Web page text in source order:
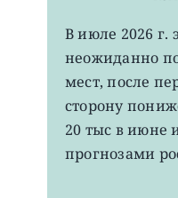
В июле 2026
неожиданно
мест, после
сторону
20 тыс в июне
прогнозами